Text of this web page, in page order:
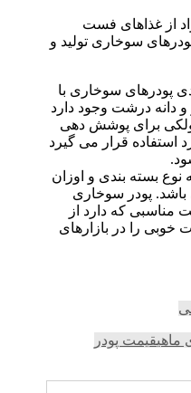
از غذاهای فست
سوخاری تولید و
پودرهای سوخاری با
دانه درشت وجود دارد
برای پوشش دهی
استفاده قرار می گیرد
نوع بسته بندی و اوزان
باشد. پودر سوخاری
مناسبی که دارد از
را در بازارهای
ماهیقیمت پودر